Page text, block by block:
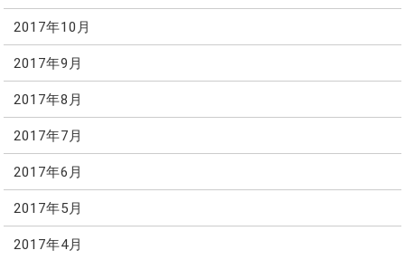
2017年10月
2017年9月
2017年8月
2017年7月
2017年6月
2017年5月
2017年4月